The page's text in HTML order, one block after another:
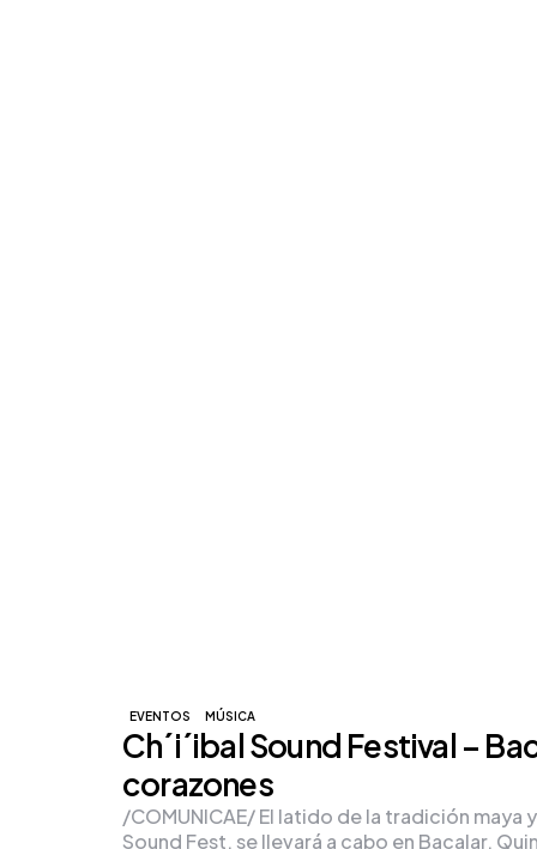
EVENTOS MÚSICA
Ch´i´ibal Sound Festival –
corazones
/COMUNICAE/ El latido de la tradición maya
Sound Fest, se llevará a cabo en Bacalar,